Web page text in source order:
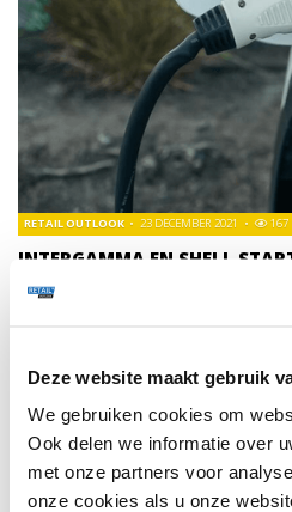
Deze website maakt gebruik
We gebruiken cookies om
Ook delen we informatie over
met onze partners voor
onze cookies als u onze
INTERGAMMA EN SHELL
VOOR SNELLAADPALEN
RETAIL OUTLOOK 23 DECEMBER 2021 167
Intergamma, het moederbedrijf
in Nederland en België.
15